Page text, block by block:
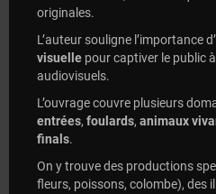
originales.
L’auteur souligne l’importance
visuellepour captiver le public à
audiovisuels.
L’ouvrage couvre plusieurs
entrées, foulards, animaux
finals.
On y trouve des productions
fleurs, poissons, colombe), des